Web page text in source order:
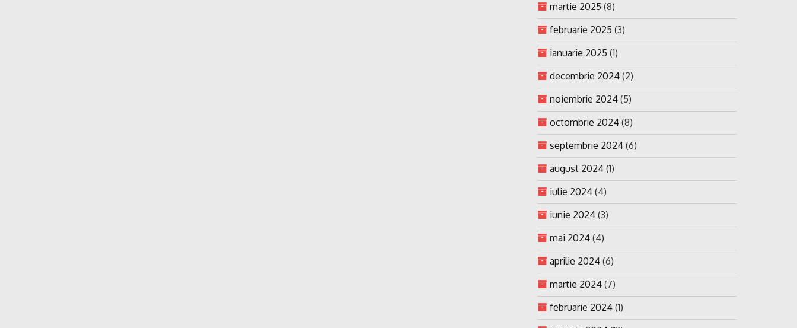
martie 2025 (8)
februarie 2025 (3)
ianuarie 2025 (1)
decembrie 2024 (2)
noiembrie 2024 (5)
octombrie 2024 (8)
septembrie 2024 (6)
august 2024 (1)
iulie 2024 (4)
iunie 2024 (3)
mai 2024 (4)
aprilie 2024 (6)
martie 2024 (7)
februarie 2024 (1)